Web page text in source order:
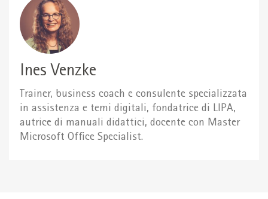
Ines Venzke
Trainer, business coach e consulente specializzata
in assistenza e temi digitali, fondatrice di LIPA,
autrice di manuali didattici, docente con Master
Microsoft Office Specialist.